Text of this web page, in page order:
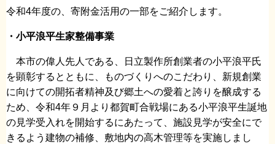
令和4年度の、寄附金活用の一部をご紹介します。
・小平浪平生家整備事業
本市の偉人先人である、日立製作所創業者の小平浪平氏
を顕彰するとともに、ものづくりへのこだわり、新規創業
に向けての開拓者精神及び郷土への愛着と誇りを醸成する
ため、令和4年９月より都賀町合戦場にある小平浪平生誕地
の見学受入れを開始するにあたって、施設見学が安全にで
きるよう建物の補修、敷地内の高木管理等を実施しまし